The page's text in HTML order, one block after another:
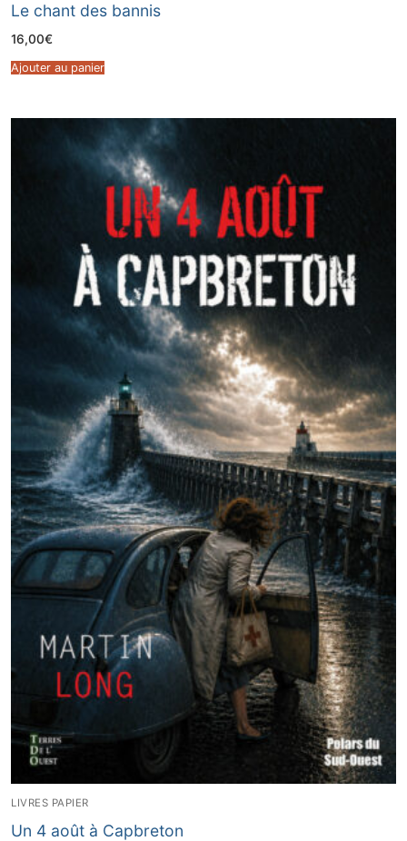
Le chant des bannis
16,00€
Ajouter au panier
LIVRES PAPIER
Un 4 août à Capbreton